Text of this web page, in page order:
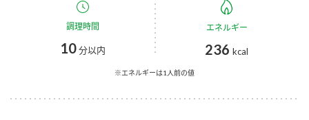
スープ 中華
カンタン酢
お酢ドリンク
かおりの蔵
ミツカングループについて
企業理念
ミツカンを知る
調理時間
10分以内
エネルギー
236 kcal
※エネルギーは1人前の値